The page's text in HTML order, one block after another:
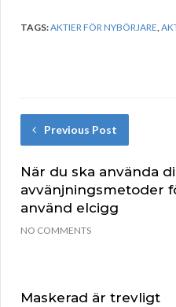
TAGS:AKTIER FÖR NYBÖRJARE,
Previous Post
När du ska använda
avvänjningsmetoder
använd elcigg
NO COMMENTS
Maskerad är trevligt